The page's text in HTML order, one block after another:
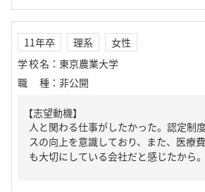
11年卒 理系
女性
学校名 ： 東京農業大学
職種 ： 非公開
【志望動機】
人と関わる仕事がしたかった。認定制
スの向上を意識しており、また、医療
も大切にしている会社だと感じたから。